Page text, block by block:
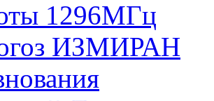
1296МГц
ИЗМИРАН